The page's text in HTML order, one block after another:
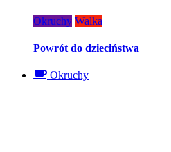
Okruchy Walka
Powrót do dzieciństwa
Okruchy